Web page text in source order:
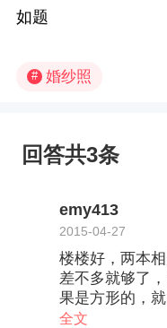
如题
# 婚纱照
回答共3条
emy413
2015-04-27
楼楼好，两本
差不多就够了
果是方形的，
到楼楼！
全文